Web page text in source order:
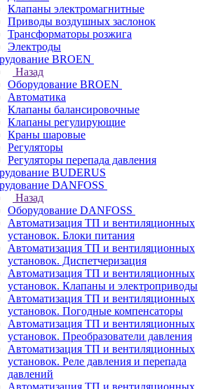
Клапаны электромагнитные
Приводы воздушных заслонок
Трансформаторы розжига
Электроды
BROEN
Назад
Оборудование BROEN
Автоматика
Клапаны балансировочные
Клапаны регулирующие
Краны шаровые
Регуляторы
Регуляторы перепада давления
BUDERUS
DANFOSS
Назад
Оборудование DANFOSS
Автоматизация ТП и вентиляционных
установок. Блоки питания
Автоматизация ТП и вентиляционных
установок. Диспетчеризация
Автоматизация ТП и вентиляционных
установок. Клапаны и электроприводы
Автоматизация ТП и вентиляционных
установок. Погодные компенсаторы
Автоматизация ТП и вентиляционных
установок. Преобразователи давления
Автоматизация ТП и вентиляционных
установок. Реле давления и перепада
давлений
Автоматизация ТП и вентиляционных